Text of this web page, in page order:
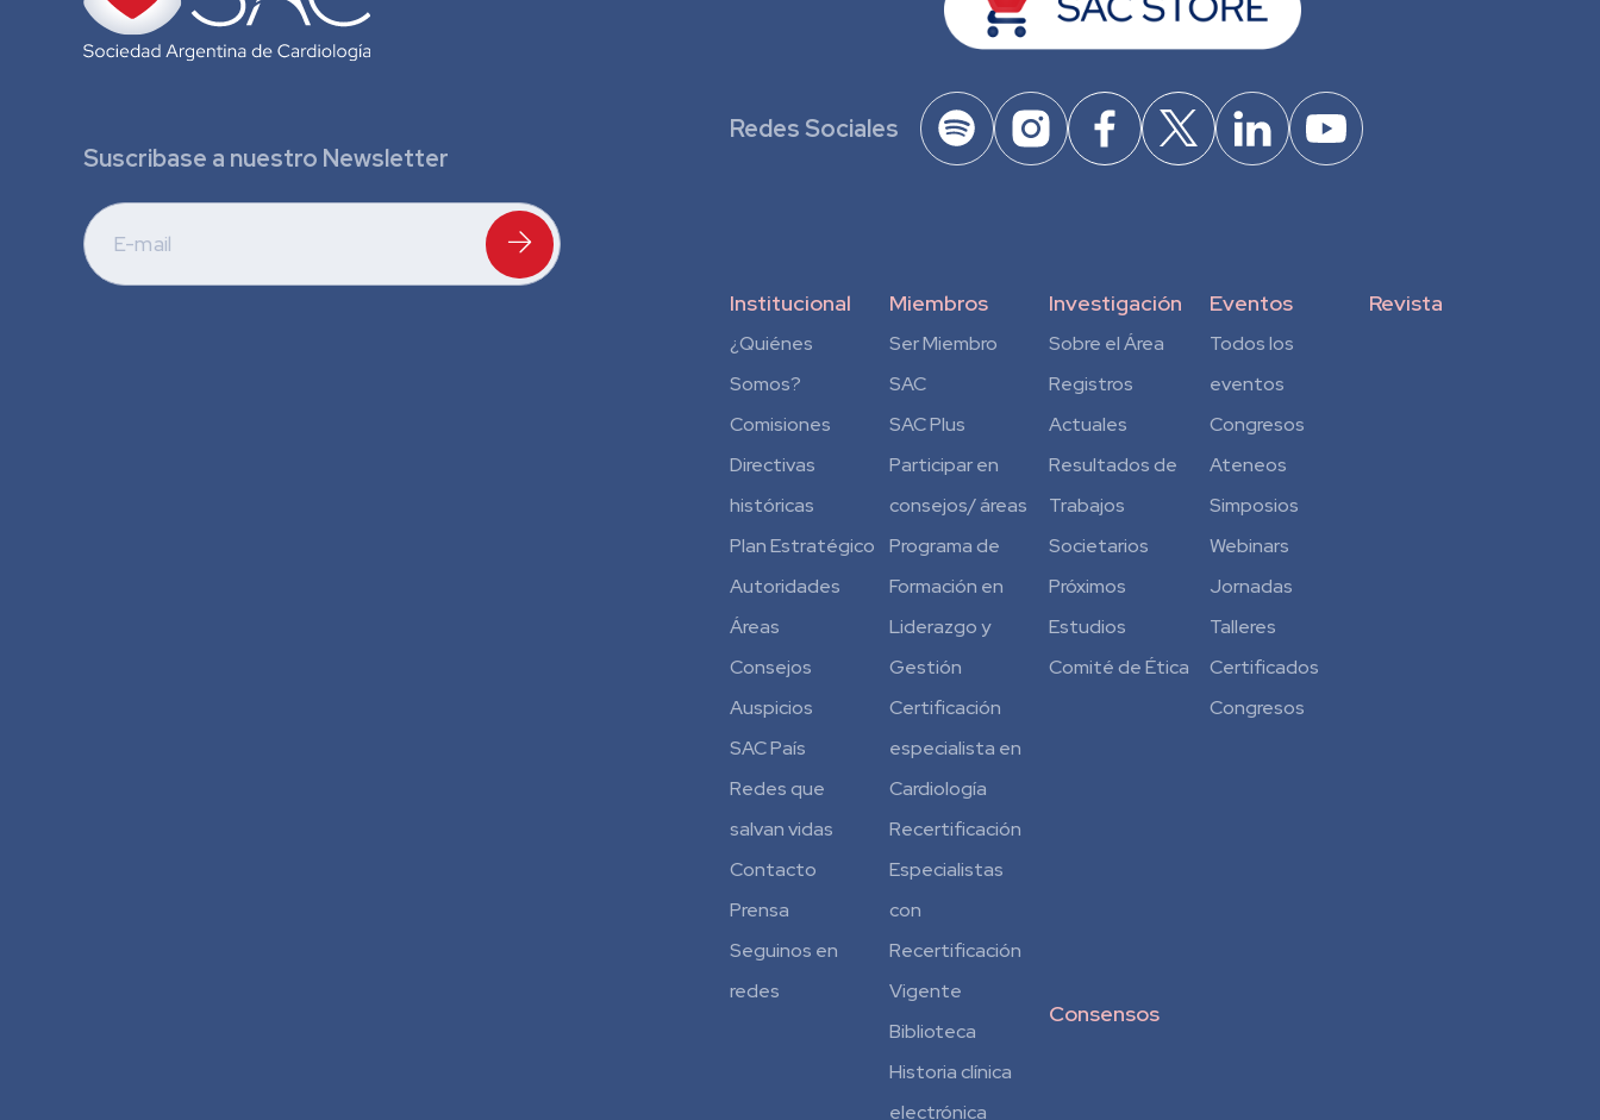
Suscribase a nuestro Newsletter
Redes Sociales
Institucional
¿Quiénes
Somos?
Comisiones
Directivas
históricas
Plan Estratégico
Autoridades
Áreas
Consejos
Auspicios
SAC País
Redes que
salvan vidas
Contacto
Prensa
Seguinos en
redes
Miembros
Ser Miembro
SAC
SAC Plus
Participar en
consejos/ áreas
Programa de
Formación en
Liderazgo y
Gestión
Certificación
especialista en
Cardiología
Recertificación
Especialistas
con
Recertificación
Vigente
Biblioteca
Historia clínica
electrónica
Investigación
Sobre el Área
Registros
Actuales
Resultados de
Trabajos
Societarios
Próximos
Estudios
Comité de Ética
Consensos
Eventos
Todos los
eventos
Congresos
Ateneos
Simposios
Webinars
Jornadas
Talleres
Certificados
Congresos
Revista